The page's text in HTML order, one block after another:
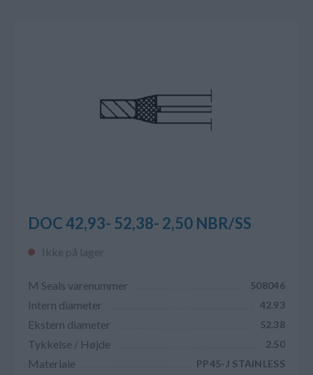
DOC 42,93- 52,38- 2,50 NBR/SS
Ikke på lager
M Seals varenummer 508046
Intern diameter 42.93
Ekstern diameter 52.38
Tykkelse / Højde 2.50
Materiale PP45-J STAINLESS